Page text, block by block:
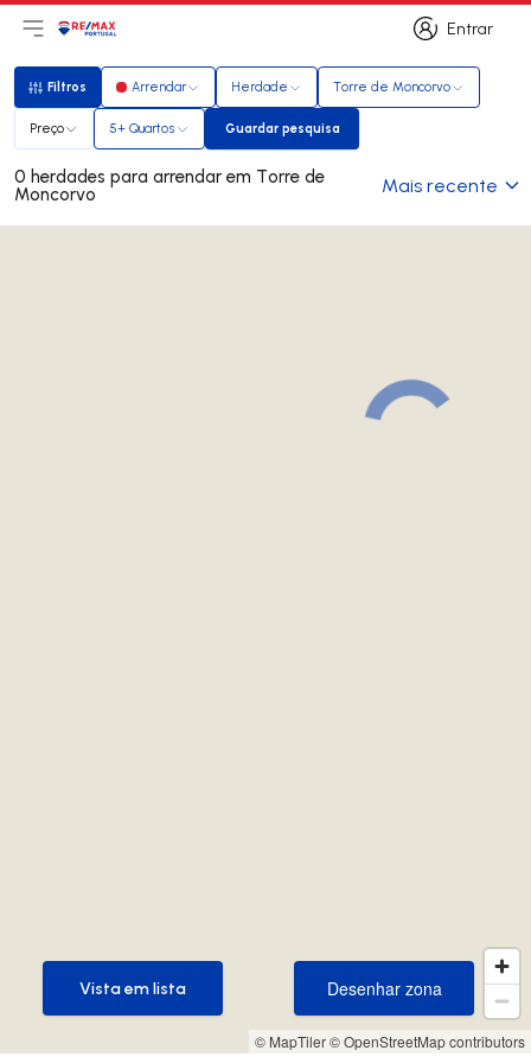
Entrar
Entrar
Abri menu principal
LogoIr para página inicial
Filtros
Filtros Arrendar Herdade Torre de Moncorvo
Preço 5+ Quartos Guardar pesquisa
Guardar pesquisa
0 herdades para arrendar em Torre de
Moncorvo Mais recente
© MapTiler© OpenStreetMap contributors
Desenhar zona
Desenhar zona
Vista em lista
Vista em lista